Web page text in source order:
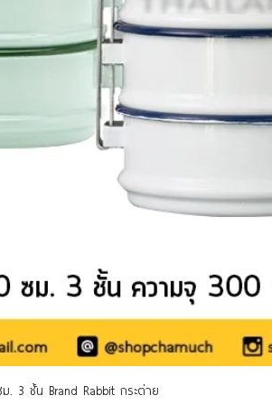
. 3 ชั้น Brand Rabbit กระต่าย